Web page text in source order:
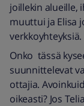
joillekin alueille,
muuttui ja Elisa
verkkoyhteyksiä.
Onko tässä
suunnittelevat
ottajia.
oikeasti? Jos